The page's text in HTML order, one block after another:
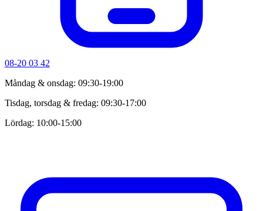
08-20 03 42
Måndag & onsdag: 09:30-19:00
Tisdag, torsdag & fredag: 09:30-17:00
Lördag: 10:00-15:00